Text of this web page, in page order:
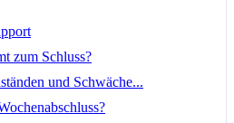
zum Schluss?
und Schwäche...